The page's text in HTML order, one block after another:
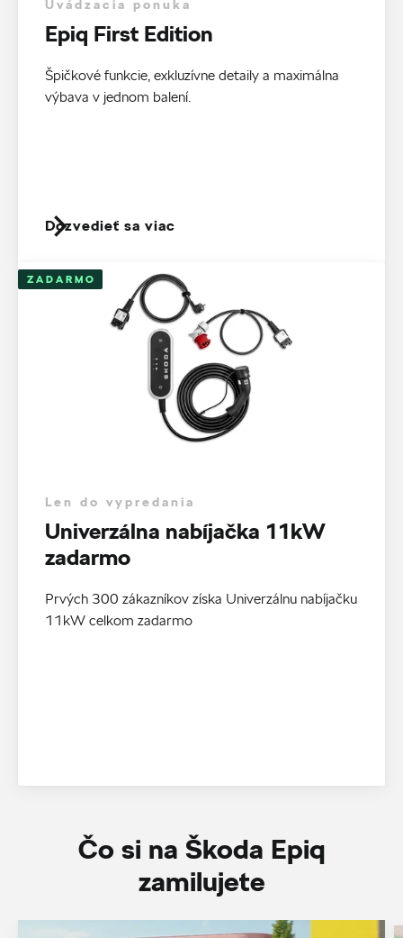
Uvádzacia ponuka
Epiq First Edition
Špičkové funkcie, exkluzívne detaily a maximálna
výbava v jednom balení.
Dozvedieť sa viac
ZADARMO
Len do vypredania
Univerzálna nabíjačka 11kW
zadarmo
Prvých 300 zákazníkov získa Univerzálnu nabíjačku
11kW celkom zadarmo
Čo si na Škoda Epiq
zamilujete